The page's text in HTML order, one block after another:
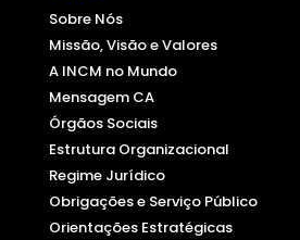
Sobre Nós
Missão, Visão e Valores
A INCM no Mundo
Mensagem CA
Órgãos Sociais
Estrutura Organizacional
Regime Jurídico
Obrigações e Serviço Público
Orientações Estratégicas